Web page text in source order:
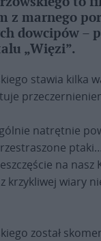
z marnego
dowcipów
„Więzi”.
stawia kilka
natrętnie
na nasz
krzykliwej wiary
został